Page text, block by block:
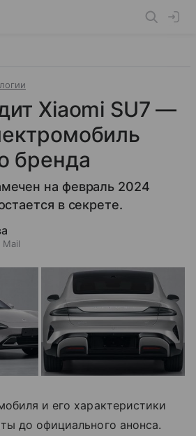
Xiaomi SU7 —
бренда
на февраль 2024
в секрете.
Mail
и его характеристики
до официального анонса.